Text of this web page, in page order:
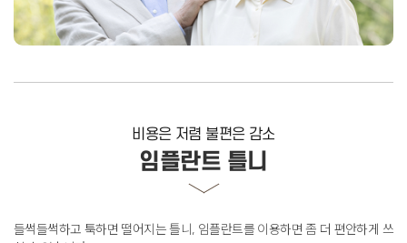
비용은 저렴 불편은 감소
임플란트 틀니
들썩들썩하고 툭하면 떨어지는 틀니, 임플란트를 이용하면 좀 더 편안하게 쓰